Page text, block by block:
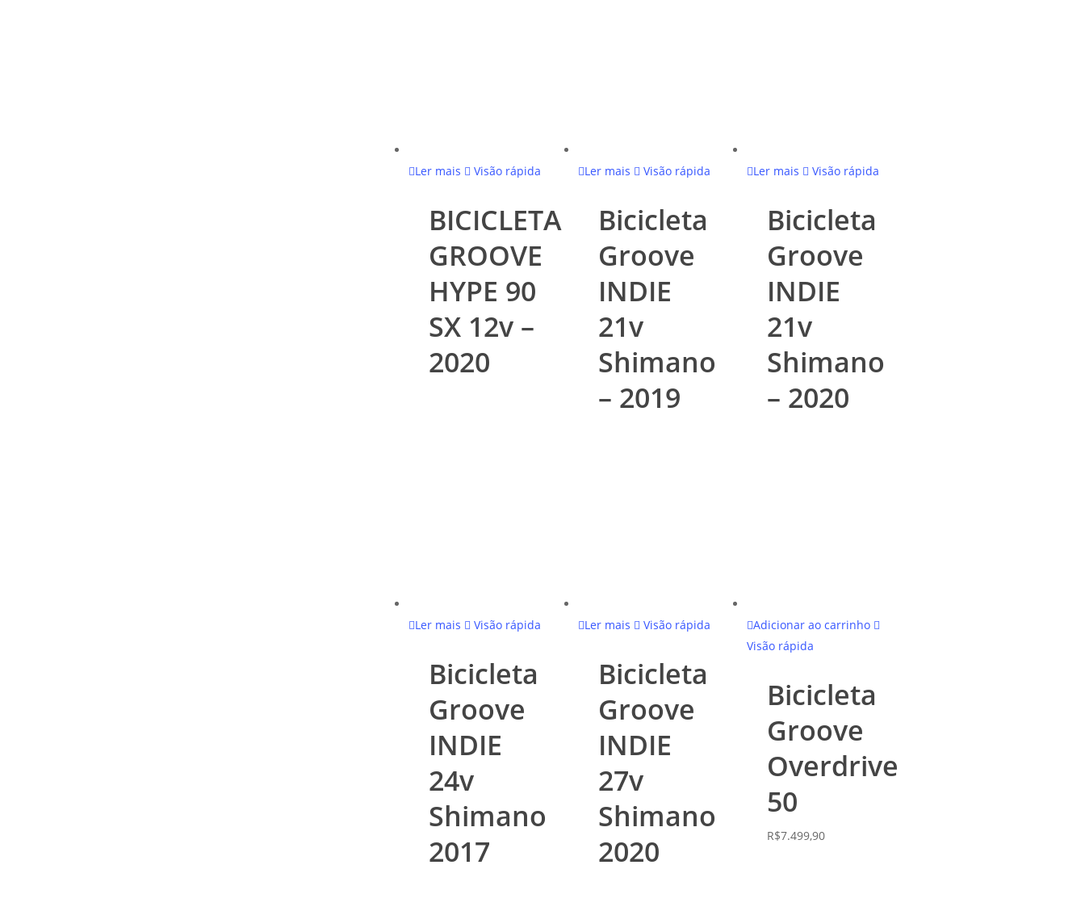
Ler mais Visão rápida
BICICLETA
GROOVE
HYPE 90
SX 12v –
2020
Ler mais Visão rápida
Bicicleta
Groove
INDIE
21v
Shimano
– 2019
Ler mais Visão rápida
Bicicleta
Groove
INDIE
21v
Shimano
– 2020
Ler mais Visão rápida
Bicicleta
Groove
INDIE
24v
Shimano
2017
Ler mais Visão rápida
Bicicleta
Groove
INDIE
27v
Shimano
2020
Adicionar ao carrinho
Visão rápida
Bicicleta
Groove
Overdrive
50
R$7.499,90